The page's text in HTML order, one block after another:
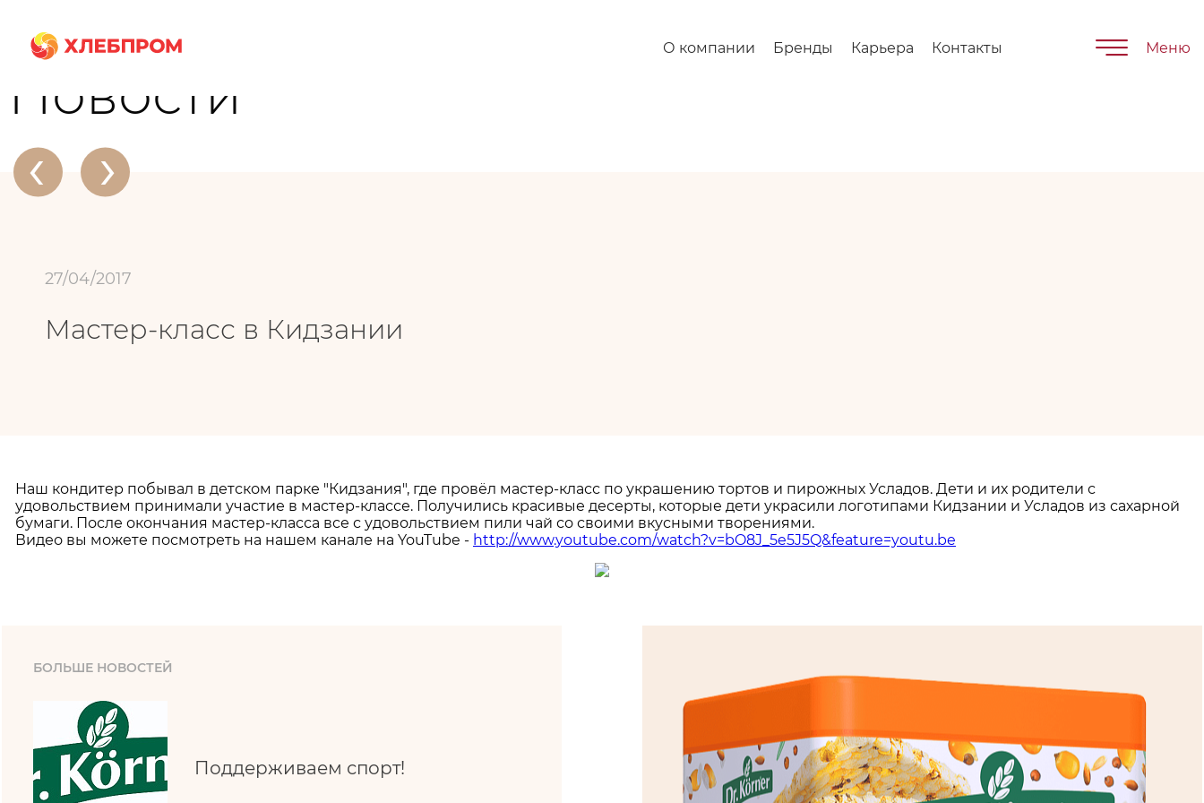
О компании Бренды Карьера Контакты Меню
Главная О компании Новости
Новости
‹ ›
27/04/2017
Мастер-класс в Кидзании
Наш кондитер побывал в детском парке "Кидзания", где провёл мастер-класс по украшению тортов и пирожных Усладов. Дети и их родители с
удовольствием принимали участие в мастер-классе. Получились красивые десерты, которые дети украсили логотипами Кидзании и Усладов из сахарной
бумаги. После окончания мастер-класса все с удовольствием пили чай со своими вкусными творениями.
Видео вы можете посмотреть на нашем канале на YouTube - http://www.youtube.com/watch?v=bO8J_5e5J5Q&feature=youtu.be
БОЛЬШЕ НОВОСТЕЙ
Поддерживаем спорт!